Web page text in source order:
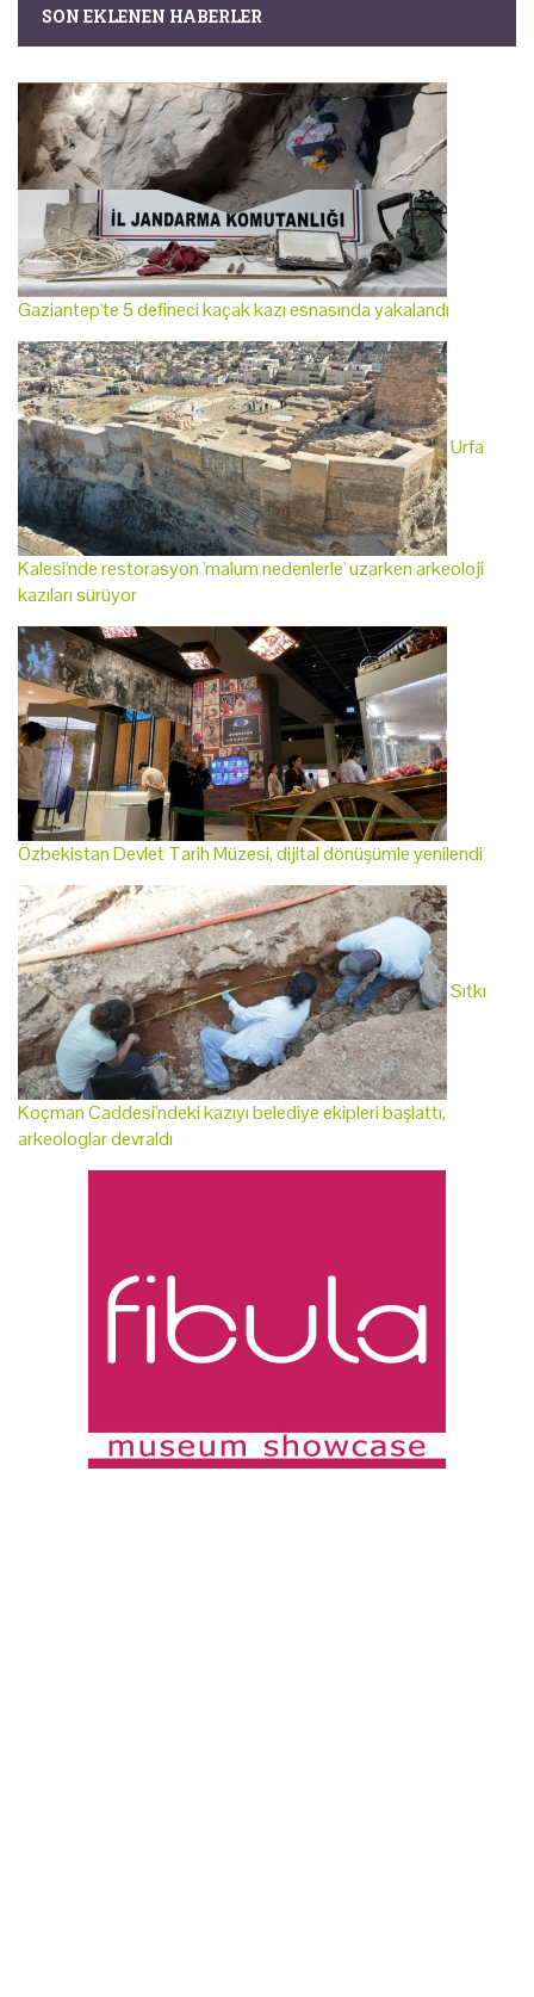
SON EKLENEN HABERLER
Gaziantep'te 5 defineci kaçak kazı esnasında yakalandı
Urfa
Kalesi'nde restorasyon 'malum nedenlerle' uzarken arkeoloji
kazıları sürüyor
Özbekistan Devlet Tarih Müzesi, dijital dönüşümle yenilendi
Sıtkı
Koçman Caddesi'ndeki kazıyı belediye ekipleri başlattı,
arkeologlar devraldı